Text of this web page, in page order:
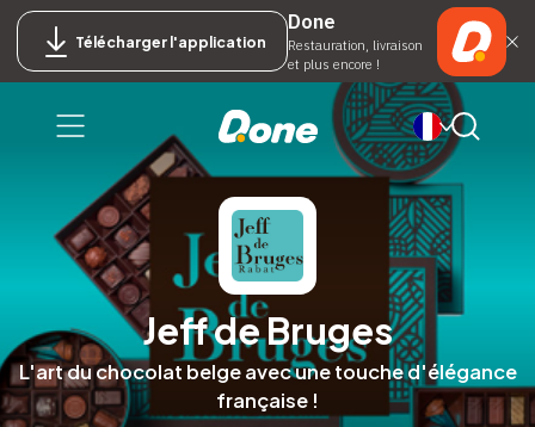
Télécharger l'application
Done
Restauration, livraison
et plus encore !
Jeff de Bruges
L'art du chocolat belge avec une touche d'élégance
française !